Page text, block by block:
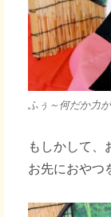
ふぅ～何だか力
もしかして、
お先におやつ